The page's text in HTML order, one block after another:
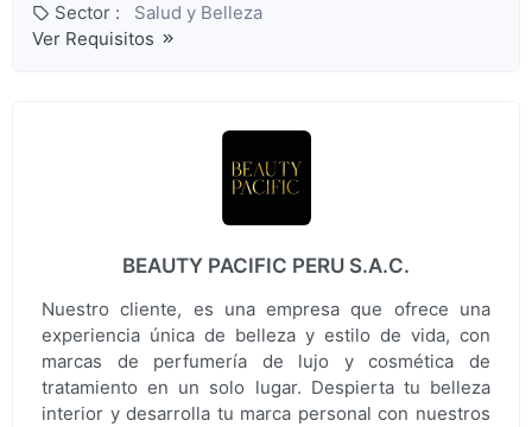
Sector :
Salud y Belleza
Ver Requisitos
BEAUTY PACIFIC PERU S.A.C.
Nuestro cliente, es una empresa que ofrece una
experiencia única de belleza y estilo de vida, con
marcas de perfumería de lujo y cosmética de
tratamiento en un solo lugar. Despierta tu belleza
interior y desarrolla tu marca personal con nuestros